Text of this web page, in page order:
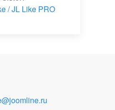
/ JL Like PRO